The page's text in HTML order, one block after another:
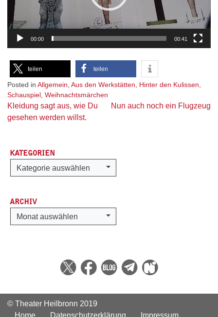
00:00 00:41
teilen teilen
Posted in Allgemein, Aus den Werkstätten, Hinter den Kulissen,
Schauspiel, Weihnachtsmärchen
Beitragsnavigation
Kleidung sagt aus, wie Du
gesehen werden willst.
Nun auch noch ein Flugzeug
KATEGORIEN
Kategorien
Kategorie auswählen
ARCHIV
Archiv
Monat auswählen
© Theater Heilbronn 2019